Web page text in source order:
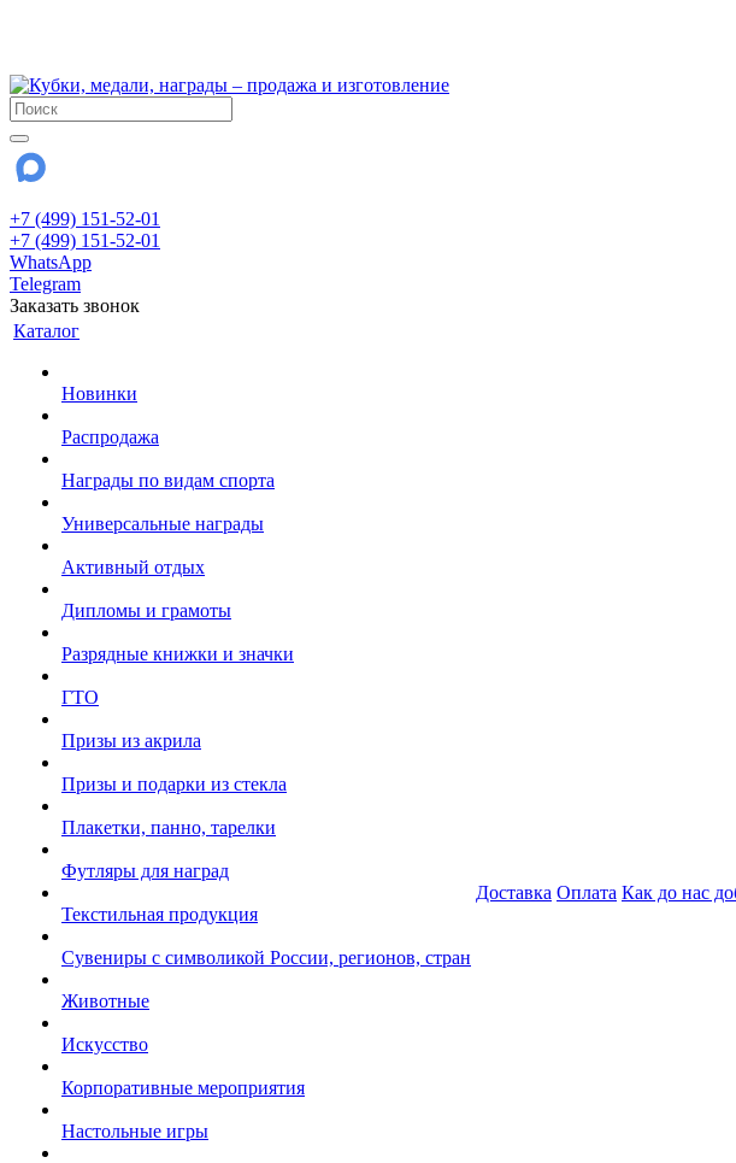
+7 (499) 151-52-01
+7 (499) 151-52-01
WhatsApp
Telegram
Заказать звонок
Каталог
Новинки
Распродажа
Награды по видам спорта
Универсальные награды
Активный отдых
Дипломы и грамоты
Разрядные книжки и значки
ГТО
Призы из акрила
Призы и подарки из стекла
Плакетки, панно, тарелки
Футляры для наград
Текстильная продукция
Сувениры с символикой России, регионов, стран
Животные
Искусство
Корпоративные мероприятия
Настольные игры
Доставка Оплата Как до нас